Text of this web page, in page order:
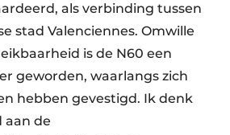
als verbinding tussen
stad Valenciennes. Omwille
is de N60 een
geworden, waarlangs zich
hebben gevestigd. Ik denk
aan de